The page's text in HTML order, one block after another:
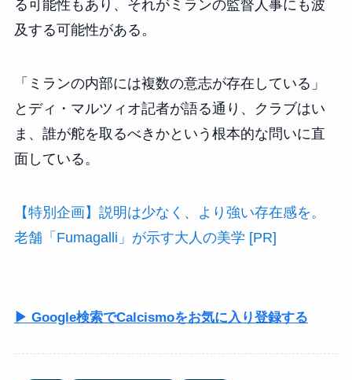
る可能性もあり、それがミランの監督人事にも波
及する可能性がある。
「ミランの内部には複数の意志が存在している」
とディ・マルツィオ記者が語る通り、クラブはい
ま、誰が舵を取るべきかという根本的な問いに直
面している。
【特別企画】説明は少なく、より強い存在感を。
老舗「Fumagalli」が示す大人の美学 [PR]
▶ Google検索でCalcismoをお気に入り登録する